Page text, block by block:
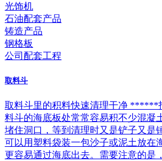
光饰机
石油配套产品
铸造产品
钢格板
公司配套工程
取料斗
取料斗里的积料快速清理干净 ******
料斗的海底板处常常容易积不少混凝
堵住洞口，等到清理时又是铲子又是
可以用塑料袋装一包沙子或泥土放在
更容易通过海底出去。需要注意的是